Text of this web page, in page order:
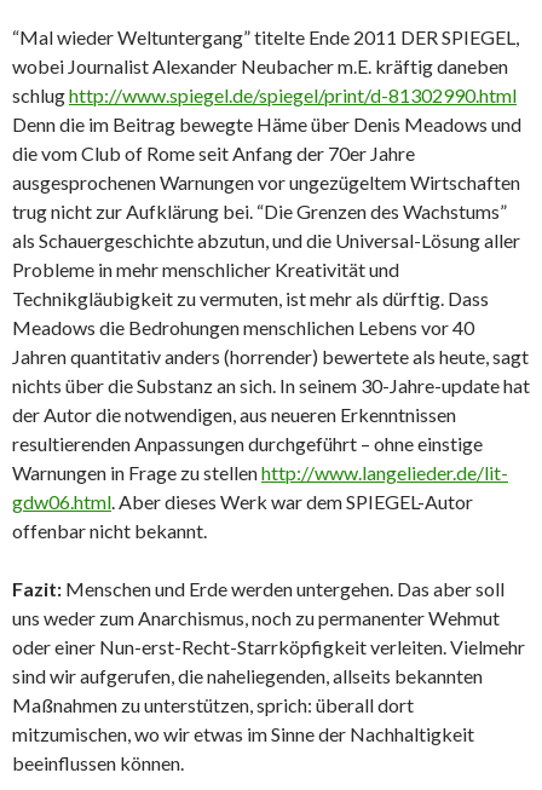
“Mal wieder Weltuntergang” titelte Ende 2011 DER SPIEGEL,
wobei Journalist Alexander Neubacher m.E. kräftig daneben
schlughttp://www.spiegel.de/spiegel/print/d-81302990.html
Denn die im Beitrag bewegte Häme über Denis Meadows und
die vom Club of Rome seit Anfang der 70er Jahre
ausgesprochenen Warnungen vor ungezügeltem Wirtschaften
trug nicht zur Aufklärung bei. “Die Grenzen des Wachstums”
als Schauergeschichte abzutun, und die Universal-Lösung aller
Probleme in mehr menschlicher Kreativität und
Technikgläubigkeit zu vermuten, ist mehr als dürftig. Dass
Meadows die Bedrohungen menschlichen Lebens vor 40
Jahren quantitativ anders (horrender) bewertete als heute, sagt
nichts über die Substanz an sich. In seinem 30-Jahre-update hat
der Autor die notwendigen, aus neueren Erkenntnissen
resultierenden Anpassungen durchgeführt – ohne einstige
Warnungen in Frage zu stellenhttp://www.langelieder.de/lit-
gdw06.html. Aber dieses Werk war dem SPIEGEL-Autor
offenbar nicht bekannt.
Fazit: Menschen und Erde werden untergehen. Das aber soll
uns weder zum Anarchismus, noch zu permanenter Wehmut
oder einer Nun-erst-Recht-Starrköpfigkeit verleiten. Vielmehr
sind wir aufgerufen, die naheliegenden, allseits bekannten
Maßnahmen zu unterstützen, sprich: überall dort
mitzumischen, wo wir etwas im Sinne der Nachhaltigkeit
beeinflussen können.